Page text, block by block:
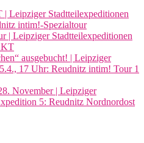
Leipziger Stadtteilexpeditionen
intim!-Spezialtour
| Leipziger Stadtteilexpeditionen
ausgebucht! | Leipziger
17 Uhr: Reudnitz intim! Tour 1
November | Leipziger
5: Reudnitz Nordnordost